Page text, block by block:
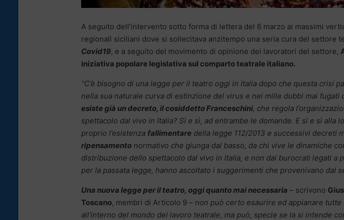
A seguito dell’intervento sotto forma di lettera del 6 marzo ai massimi
regionali siciliani dove si sollecitava anzitempo una seria cura del settore
Covid19, e a seguito del movimento di opinione dei lavoratori del settore,
iniziativa popolare legislativa sul comparto teatrale italiano.
“C’è bisogno di una legge per il teatro oggi in Italia dopo che questa crisi
nella sua naturale curva di estinzione del virus e nei mille dubbi mai fugati
esiste già un decreto, il cosiddetto Franceschini, che regola
spettacolo dal vivo in Italia? Sì e sì, ad entrambe le domande. E sì e sì alla
proprio l’esistenza fallimentare della legge 112/2013 e successivi decreti
ripensamento normativo che giunga dal basso, da chi vive le dinamiche
distribuzione dello spettacolo dal vivo in Italia, e non dai burocrati legati a
per la passata legge, hanno ascoltato i suggerimenti che provenivano dal
Una nuova legge per il teatro, oggi quanto mai necessaria – scrivono
Toscano, membri di Articolo 9 – non può certo esaurire ed appianare
all’interno del mondo del lavoro teatrale, ma può, specie se la si intende